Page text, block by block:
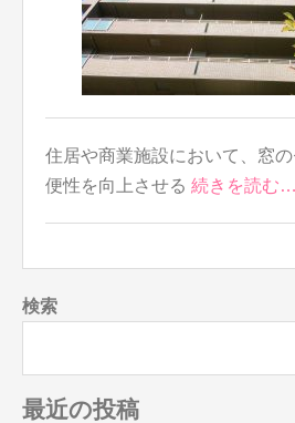
住居や商業施設において、窓
便性を向上させる 続きを読む…
検索
最近の投稿